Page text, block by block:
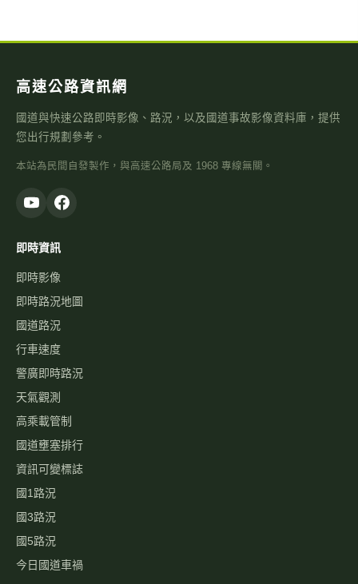
高速公路資訊網
國道與快速公路即時影像、路況，以及國道事故影像資料庫，提供
您出行規劃參考。
本站為民間自發製作，與高速公路局及 1968 專線無關。
即時資訊
即時影像
即時路況地圖
國道路況
行車速度
警廣即時路況
天氣觀測
高乘載管制
國道壅塞排行
資訊可變標誌
國1路況
國3路況
國5路況
今日國道車禍